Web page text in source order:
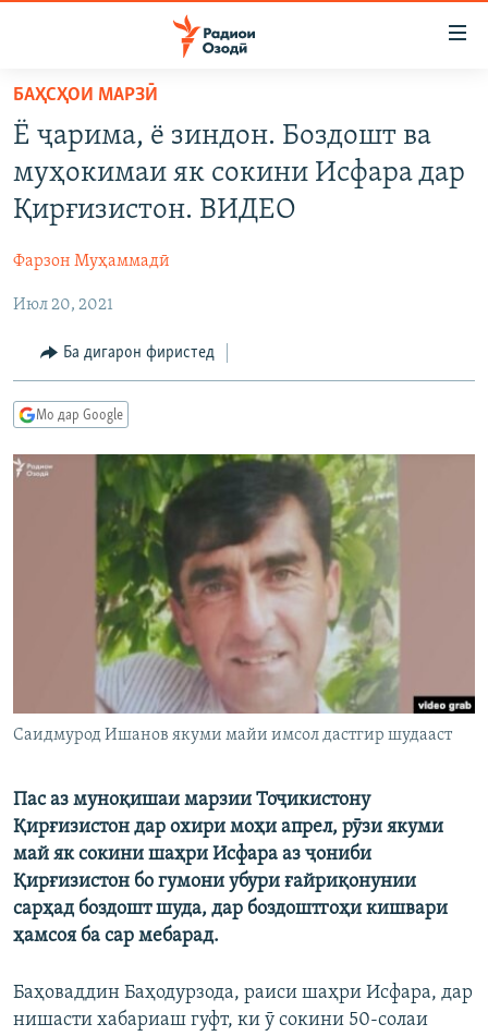
Ҷаҳиш
мояи
аслӣ
Ҷаҳиш
ба
феҳристи
аслӣ
Ҷаҳиш
ҷустор
ГӮШАҲО
СИЁСАТ
ҚАЗИЯИ "КРОКУС"
ОСИЁИ МАРКАЗӢ
ФАРҲАНГ
ВАРЗИШ
ГАПИ ОЗОД
РӮЗГОРИ МУҲОҶИР
ТАҲҚИҚОТ
ҶАНГ ДАР УКРАИНА
НАЗАРИ МАРДУМ
ОЗОДӢ ОНЛАЙН
ВИДЕО
НИГОРИСТОН
ГУЗОРИШҲОИ РАДИОӢ
РӮЙХАТҲО
КИТОБҲОИ ОЗОДӢ
ПАЙГИРӢ КУНЕД
Ҳамаи сомонаҳои RFE/RL
БАҲСҲОИ МАРЗӢ
Ё ҷарима, ё зиндон. Боздошт ва
муҳокимаи як сокини Исфара дар
Қирғизистон. ВИДЕО
Фарзон Муҳаммадӣ
Июл 20, 2021
Ба дигарон фиристед
Мо дар Google
Саидмурод Ишанов якуми майи имсол дастгир шудааст
Пас аз муноқишаи марзии Тоҷикистону
Қирғизистон дар охири моҳи апрел, рӯзи якуми
май як сокини шаҳри Исфара аз ҷониби
Қирғизистон бо гумони убури ғайриқонунии
сарҳад боздошт шуда, дар боздоштгоҳи кишвари
ҳамсоя ба сар мебарад.
Баҳоваддин Баҳодурзода, раиси шаҳри Исфара, дар
нишасти хабариаш гуфт, ки ӯ сокини 50-солаи